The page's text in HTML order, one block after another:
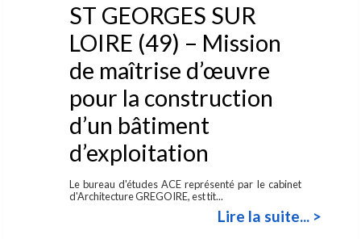
ST GEORGES SUR
LOIRE (49) – Mission
de maîtrise d’œuvre
pour la construction
d’un bâtiment
d’exploitation
Le bureau d'études ACE représenté par le cabinet
d'Architecture GREGOIRE, est tit...
Lire la suite... >